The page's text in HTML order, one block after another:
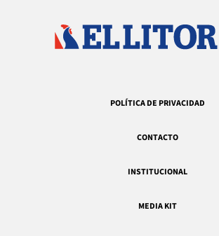
POLÍTICA DE PRIVACIDAD
CONTACTO
INSTITUCIONAL
MEDIA KIT